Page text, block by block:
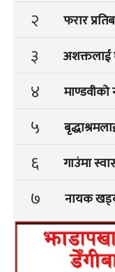
२ फरार
३ अशक्तलाई
४
५
६ गाउंमा
७ नायक